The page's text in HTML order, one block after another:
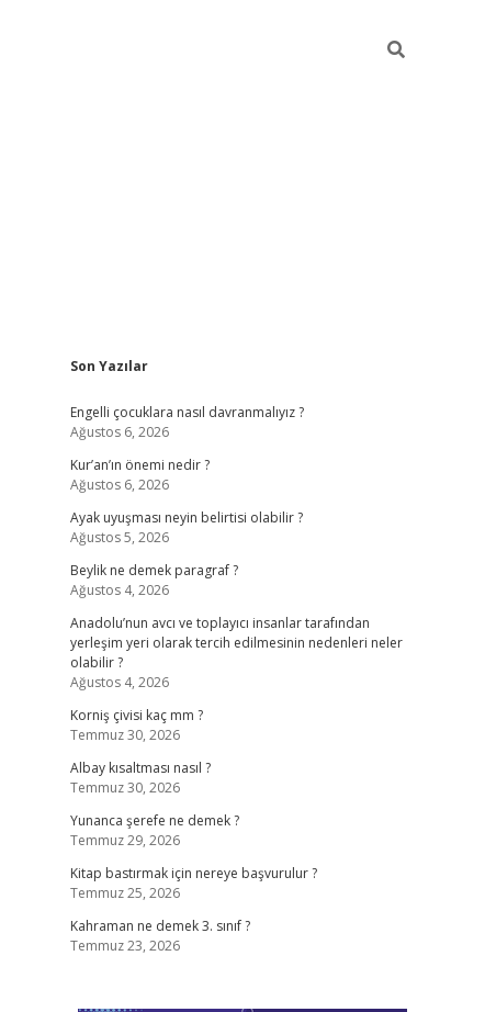
Sidebar
Son Yazılar
Engelli çocuklara nasıl davranmalıyız ?
Ağustos 6, 2026
Kur’an’ın önemi nedir ?
Ağustos 6, 2026
Ayak uyuşması neyin belirtisi olabilir ?
Ağustos 5, 2026
Beylik ne demek paragraf ?
Ağustos 4, 2026
Anadolu’nun avcı ve toplayıcı insanlar tarafından
yerleşim yeri olarak tercih edilmesinin nedenleri neler
olabilir ?
Ağustos 4, 2026
Korniş çivisi kaç mm ?
Temmuz 30, 2026
Albay kısaltması nasıl ?
Temmuz 30, 2026
Yunanca şerefe ne demek ?
Temmuz 29, 2026
Kitap bastırmak için nereye başvurulur ?
Temmuz 25, 2026
Kahraman ne demek 3. sınıf ?
Temmuz 23, 2026